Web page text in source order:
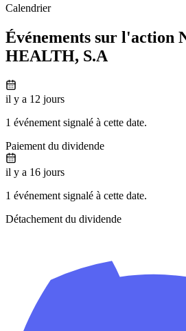
Calendrier
Événements sur l'action
HEALTH, S.A
il y a 12 jours
1 événement signalé à cette date.
Paiement du dividende
il y a 16 jours
1 événement signalé à cette date.
Détachement du dividende